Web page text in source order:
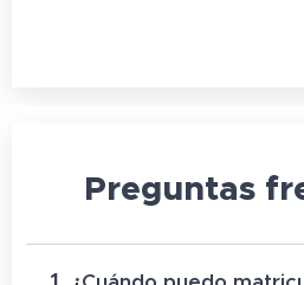
Preguntas